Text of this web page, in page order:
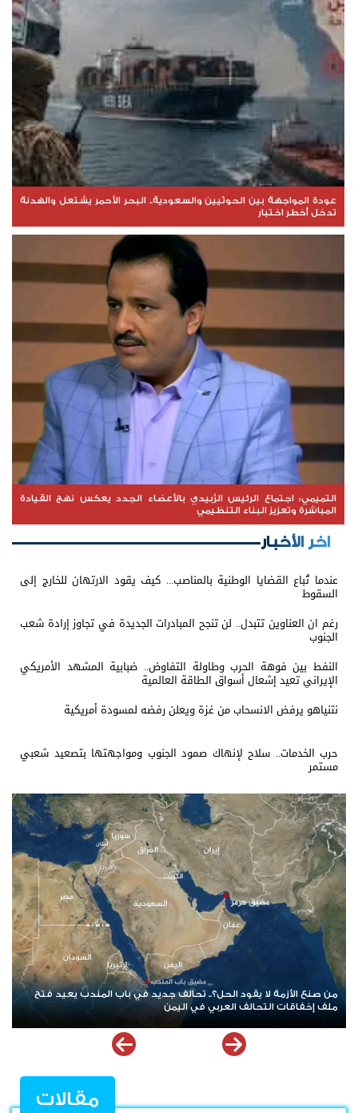
عودة المواجهة بين الحوثيين والسعودية.. البحر الأحمر يشتعل والهدنة
تدخل أخطر اختبار
التميمي: اجتماع الرئيس الزُبيدي بالأعضاء الجدد يعكس نهج القيادة
المباشرة وتعزيز البناء التنظيمي
اخر الأخبار
عندما تُباع القضايا الوطنية بالمناصب... كيف يقود الارتهان للخارج إلى
السقوط
رغم ان العناوين تتبدل.. لن تنجح المبادرات الجديدة في تجاوز إرادة شعب
الجنوب
النفط بين فوهة الحرب وطاولة التفاوض.. ضبابية المشهد الأمريكي
الإيراني تعيد إشعال أسواق الطاقة العالمية
نتنياهو يرفض الانسحاب من غزة ويعلن رفضه لمسودة أمريكية
حرب الخدمات.. سلاح لإنهاك صمود الجنوب ومواجهتها بتصعيد شعبي
مستمر
عودة المواجهة بين الحوثيين والسعودية.. البحر الأحمر يشتعل والهدنة
تدخل أخطر اختبار
مقالات